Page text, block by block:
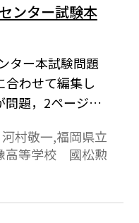
ンター試験本
ター本試験問題
合わせて編集し
問題，2ページ目
村敬一,福岡県立
高等学校 國松勲